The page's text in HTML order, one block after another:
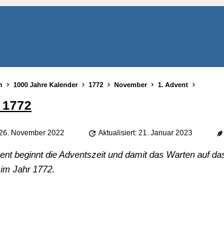
1000 Jahre Kalender 1772 November 1. Advent
November 2022 Aktualisiert: 21. Januar 2023
beginnt die Adventszeit und damit das Warten auf
Jahr 1772.